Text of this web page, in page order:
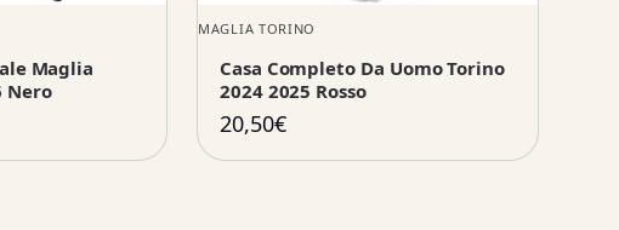
Maglia
Nero
MAGLIA TORINO
Casa Completo Da Uomo Torino
2024 2025 Rosso
20,50€